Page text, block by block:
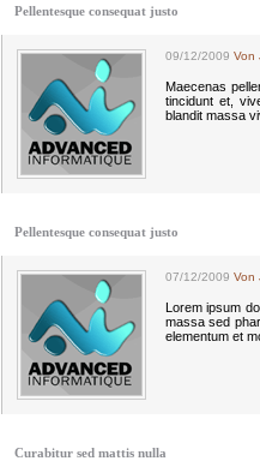
Pellentesque consequat justo
09/12/2009 Von
Maecenas
tincidunt et,
blandit massa
Pellentesque consequat justo
07/12/2009 Von
Lorem ipsum
massa sed
elementum et
Curabitur sed mattis nulla